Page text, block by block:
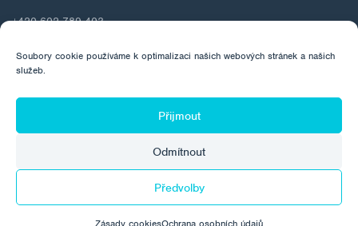
Soubory cookie používáme k optimalizaci našich webových stránek a našich
služeb.
Přijmout
Odmítnout
Předvolby
+420 602 789 403
GDPR